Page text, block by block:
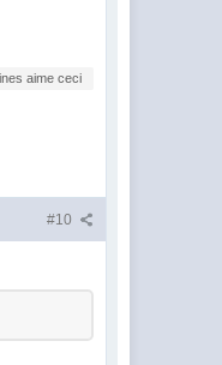
aime ceci
#10